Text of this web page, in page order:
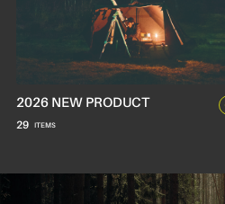
2026 NEW PRODUCT
29